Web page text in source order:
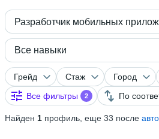
Разработчик мобильных
Все навыки
Грейд Стаж Город
Все фильтры
2 По
Найден 1 профиль, еще 33 после